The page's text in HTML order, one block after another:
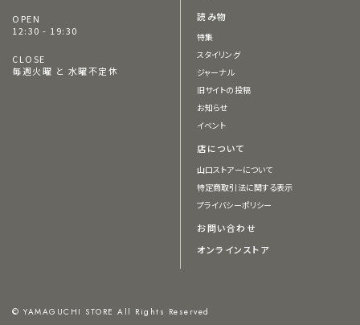
OPEN
12:30 - 19:30
CLOSE
毎週火曜 と 水曜不定休
読み物
特集
スタイリング
ジャーナル
旧サイトの投稿
お知らせ
イベント
店について
山口ストアーについて
特定商取引法に関する表示
プライバシーポリシー
お問い合わせ
オンラインストア
© YAMAGUCHI STORE All Rights Reserved